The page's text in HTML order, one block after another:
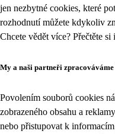
jen nezbytné cookies, které
rozhodnutí můžete kdykoliv
Chcete vědět více? Přečtěte
My a naši partneři
Povolením souborů cookies
zobrazeného obsahu a
nebo přistupovat k